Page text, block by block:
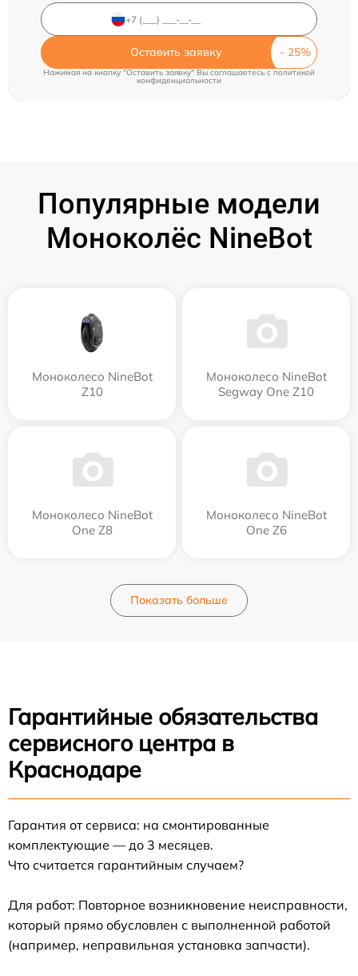
Оставить заявку
Нажимая на кнопку "Оставить заявку" Вы соглашаетесь c политикой
конфиденциальности
Популярные модели
Моноколёс NineBot
Моноколесо NineBot
Z10
Моноколесо NineBot
Segway One Z10
Моноколесо NineBot
One Z8
Моноколесо NineBot
One Z6
Показать больше
Гарантийные обязательства
сервисного центра в
Краснодаре
Гарантия от сервиса: на смонтированные
комплектующие — до 3 месяцев.
Что считается гарантийным случаем?
Для работ: Повторное возникновение неисправности,
который прямо обусловлен с выполненной работой
(например, неправильная установка запчасти).